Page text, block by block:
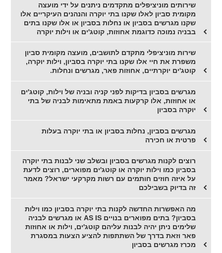
שירותים מוניציפלים מתקדמים ניתנים על ידי מועצה
מקומית סביון לאלו שקנו בתי יוקרה והנהנים העיקריים אלו
שקנו מגרשים בסביון או נחלות בסביון או אלו שקנו בתים
בבניה נמוכה כדוגמת אחוזות, קוטג'ים או וילות יוקרה
שירות מוניציפלי מתקדם לתושבים, מועצה מקומית סביון
משפרת את חיי אלו שקנו בתי יוקרה בסביון, וילות יוקרה,
קוטג'ים יוקרתיים, אחוזות פאר, מגרשים ונחלות.
מגרשים בסביון בדיקות לפני קניה ובניה של וילות, קוטג'ים
או אחוזות, אלו קרקעות באמת מתאימות לבניה של בתי
יוקרה בסביון
מגרשים בסביון, נחלות בסביון או בתי יוקרה בעלות
פרטית או חכירה
רוצים לקנות מגרשים בסביון ובשלב שני לבנות בתי יוקרה
בסביון כמו וילות יוקרה או קוטג'ים מפוארים, רוצים לדעת
על איזה חוזים חותמים עם רשות מקרקעי ישראל? מאמר
זה בדיוק בשבילכם
מה האפשרות החדשה לקנות בתי יוקרה בסביון כמו וילות
בסביון? בתים מפוארים בנויים AS IS או מגרשים לבניה
שלימים ניתן יהיה לבנות עליהם קוטג'ים, וילות או אחוזות
פאר וזאת בדרך של השתתפות להציע הצעות במסגרת
מכרז מגרשים בסביון